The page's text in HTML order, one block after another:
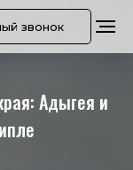
звонок
Адыгея и